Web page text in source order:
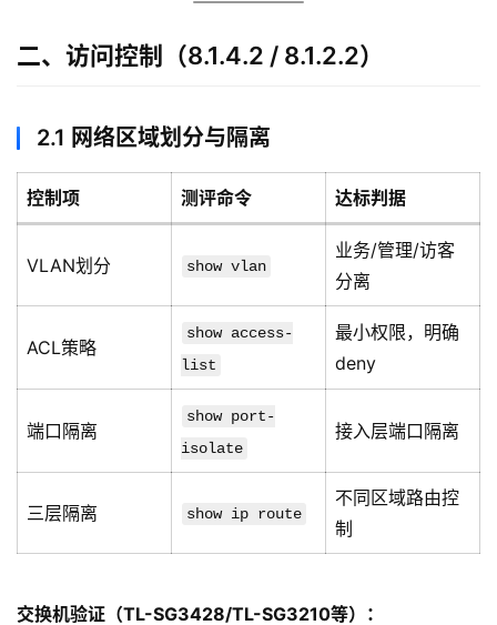
二、访问控制（8.1.4.2 / 8.1.2.2）
2.1 网络区域划分与隔离
控制项 测评命令 达标判据
VLAN划分 show vlan
业务/管理/访客
分离
ACL策略
show access-
list
最小权限，明确
deny
端口隔离
show port-
isolate
接入层端口隔离
三层隔离 show ip route
不同区域路由控
制
交换机验证（TL-SG3428/TL-SG3210等）：